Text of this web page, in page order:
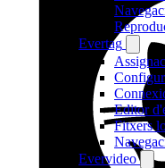
Evertag
Editor
Fitxers
Evervideo